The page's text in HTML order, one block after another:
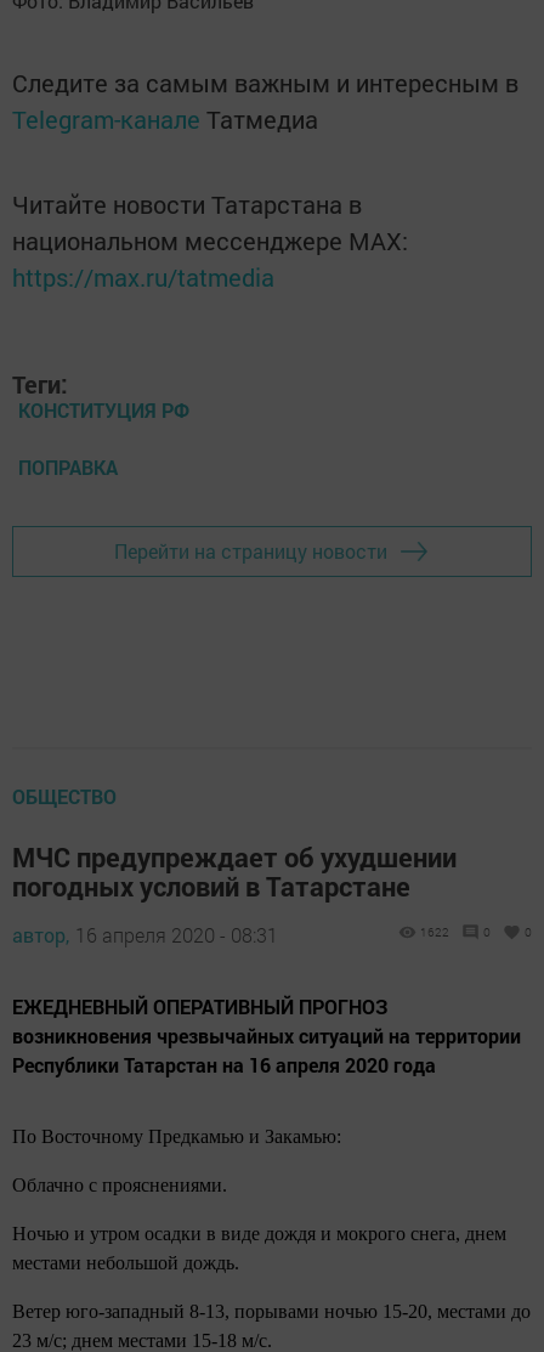
Следите за самым важным и интересным в
Telegram-канале Татмедиа
Читайте новости Татарстана в
национальном мессенджере MАХ:
https://max.ru/tatmedia
Теги:
КОНСТИТУЦИЯ РФ
ПОПРАВКА
Перейти на страницу новости
ОБЩЕСТВО
МЧС предупреждает об ухудшении
погодных условий в Татарстане
автор, 16 апреля 2020 - 08:31 1622 0 0
ЕЖЕДНЕВНЫЙ ОПЕРАТИВНЫЙ ПРОГНОЗ
возникновения чрезвычайных ситуаций на территории
Республики Татарстан на 16 апреля 2020 года
По Восточному Предкамью и Закамью:
Облачно с прояснениями.
Ночью и утром осадки в виде дождя и мокрого снега, днем
местами небольшой дождь.
Ветер юго-западный 8-13, порывами ночью 15-20, местами до
23 м/с; днем местами 15-18 м/с.